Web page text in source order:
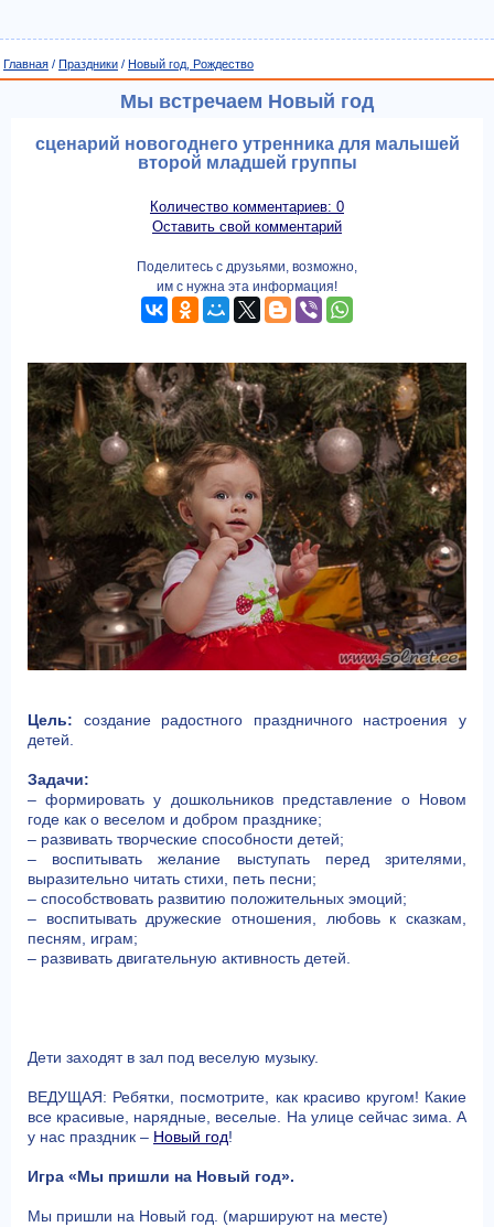
Главная / Праздники / Новый год, Рождество
Мы встречаем Новый год
сценарий новогоднего утренника для малышей
второй младшей группы
Количество комментариев: 0
Оставить свой комментарий
Поделитесь с друзьями, возможно,
им с нужна эта информация!
Цель: создание радостного праздничного настроения у
детей.
Задачи:
– формировать у дошкольников представление о Новом
годе как о веселом и добром празднике;
– развивать творческие способности детей;
– воспитывать желание выступать перед зрителями,
выразительно читать стихи, петь песни;
– способствовать развитию положительных эмоций;
– воспитывать дружеские отношения, любовь к сказкам,
песням, играм;
– развивать двигательную активность детей.
Дети заходят в зал под веселую музыку.
ВЕДУЩАЯ: Ребятки, посмотрите, как красиво кругом! Какие
все красивые, нарядные, веселые. На улице сейчас зима. А
у нас праздник – Новый год!
Игра «Мы пришли на Новый год».
Мы пришли на Новый год. (маршируют на месте)